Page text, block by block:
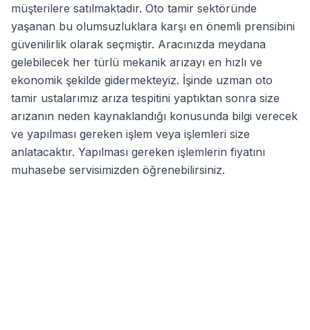
müşterilere satılmaktadır. Oto tamir sektöründe
yaşanan bu olumsuzluklara karşı en önemli prensibini
güvenilirlik olarak seçmiştir. Aracınızda meydana
gelebilecek her türlü mekanik arızayı en hızlı ve
ekonomik şekilde gidermekteyiz. İşinde uzman oto
tamir ustalarımız arıza tespitini yaptıktan sonra size
arızanın neden kaynaklandığı konusunda bilgi verecek
ve yapılması gereken işlem veya işlemleri size
anlatacaktır. Yapılması gereken işlemlerin fiyatını
muhasebe servisimizden öğrenebilirsiniz.